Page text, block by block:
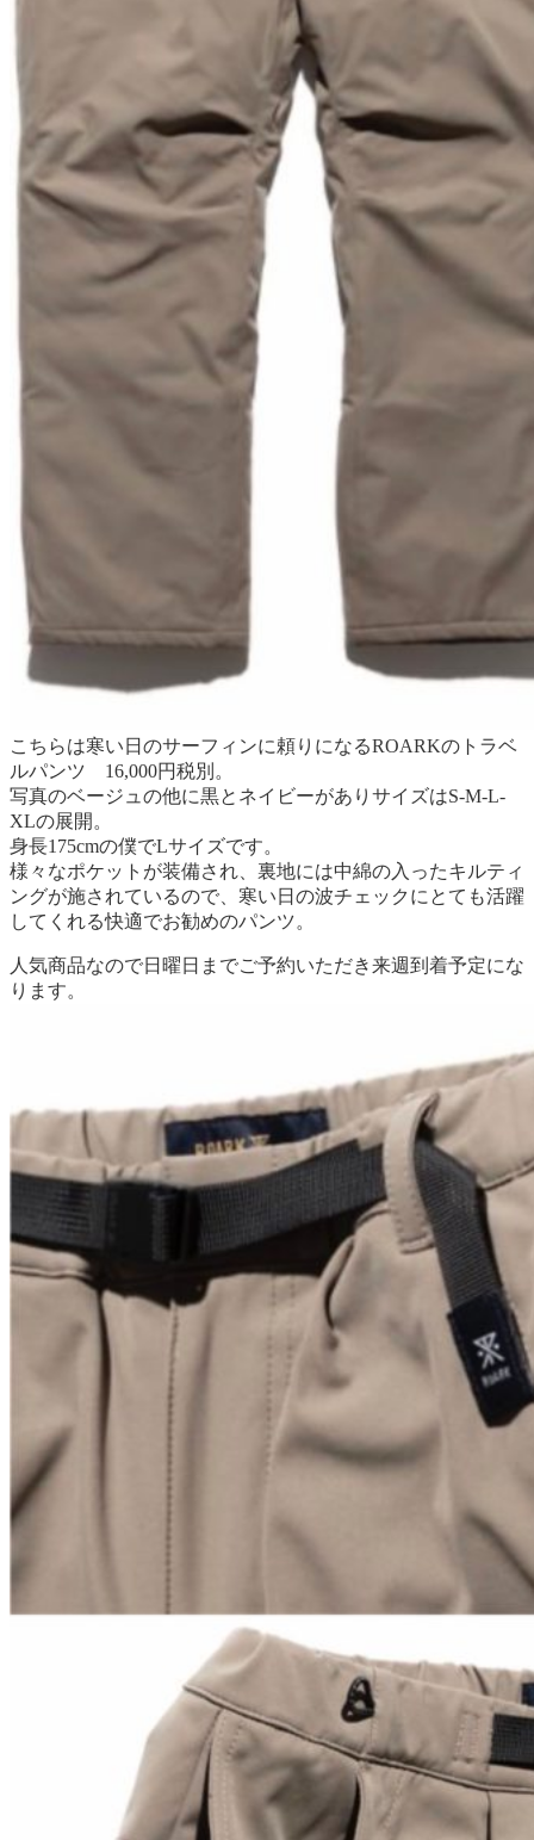
こちらは寒い日のサーフィンに頼りになるROARKのトラベ
ルパンツ 16,000円税別。
写真のベージュの他に黒とネイビーがありサイズはS-M-L-
XLの展開。
身長175cmの僕でLサイズです。
様々なポケットが装備され、裏地には中綿の入ったキルティ
ングが施されているので、寒い日の波チェックにとても活躍
してくれる快適でお勧めのパンツ。
人気商品なので日曜日までご予約いただき来週到着予定にな
ります。